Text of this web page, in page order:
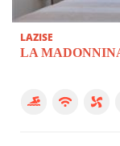
LAZISE
LA